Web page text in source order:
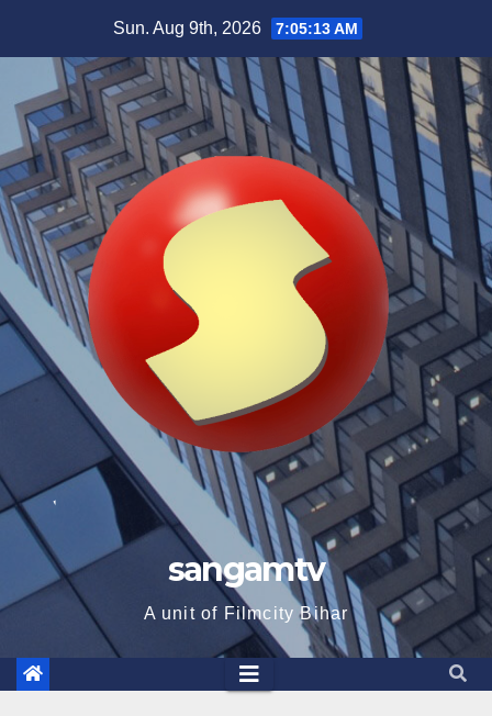
content
Sun. Aug 9th, 2026 7:05:14 AM
sangamtv
A unit of Filmcity Bihar